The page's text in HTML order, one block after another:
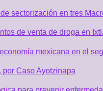
sectorización en tres
de venta de droga en
mexicana en el
por Caso Ayotzinapa